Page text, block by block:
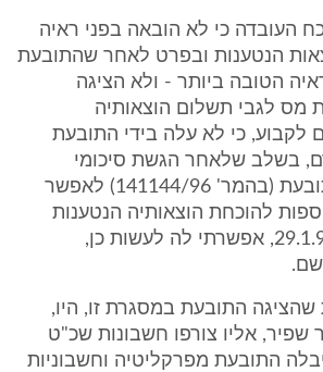
העובדה כי לא הובאה בפני ראיה
הנטענות ובפרט לאחר שהתובעת
הטובה ביותר - ולא הציגה
מס לגבי תשלום הוצאותיה
לקבוע, כי לא עלה בידי התובעת
בשלב שלאחר הגשת סיכומי
הצדדים, עתרה התובעת (בהמר' 141144/96) לאפשר
להוכחת הוצאותיה הנטענות
ובהחלטתי מיום 29.1.98, אפשרתי לה לעשות כן,
שם.
שהציגה התובעת במסגרת זו, היו,
שפיר, אליו צורפו חשבונות שכ"ט
התובעת מפרקליטיה וחשבוניות